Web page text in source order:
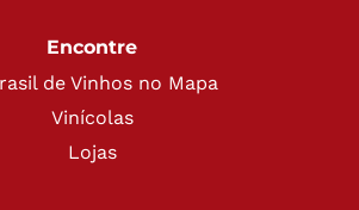
Encontre
de Vinhos no Mapa
Vinícolas
Lojas